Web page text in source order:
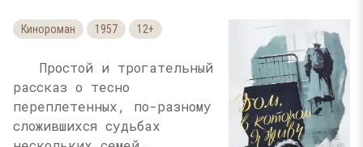
Кинороман 1957 12+
Простой и трогательный
рассказ о тесно
переплетенных, по-разному
сложившихся судьбах